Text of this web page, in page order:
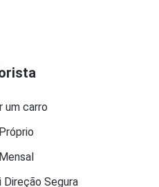
um carro
Direção Segura